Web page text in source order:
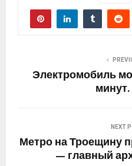
Электромобиль
NEXT
Метро на Троещину
— главный